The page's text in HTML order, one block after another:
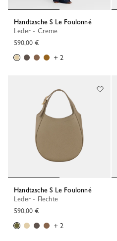
Handtasche S Le Foulonné
Leder - Creme
590,00 €
+ 2
Handtasche S Le Foulonné
Leder - Flechte
590,00 €
+ 2